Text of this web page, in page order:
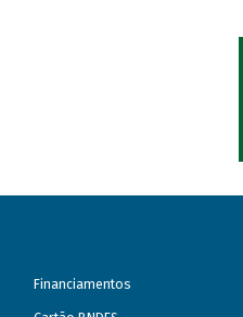
Financiamentos